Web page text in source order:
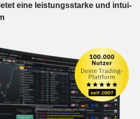
eine leis­tungs­star­ke und in­tui­